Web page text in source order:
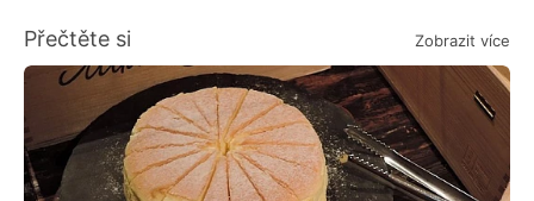
Přečtěte si Zobrazit více